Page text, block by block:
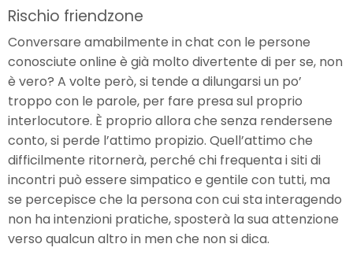
Rischio friendzone
Conversare amabilmente in chat con le persone
conosciute online è già molto divertente di per se, non
è vero? A volte però, si tende a dilungarsi un po’
troppo con le parole, per fare presa sul proprio
interlocutore. È proprio allora che senza rendersene
conto, si perde l’attimo propizio. Quell’attimo che
difficilmente ritornerà, perché chi frequenta i siti di
incontri può essere simpatico e gentile con tutti, ma
se percepisce che la persona con cui sta interagendo
non ha intenzioni pratiche, sposterà la sua attenzione
verso qualcun altro in men che non si dica.